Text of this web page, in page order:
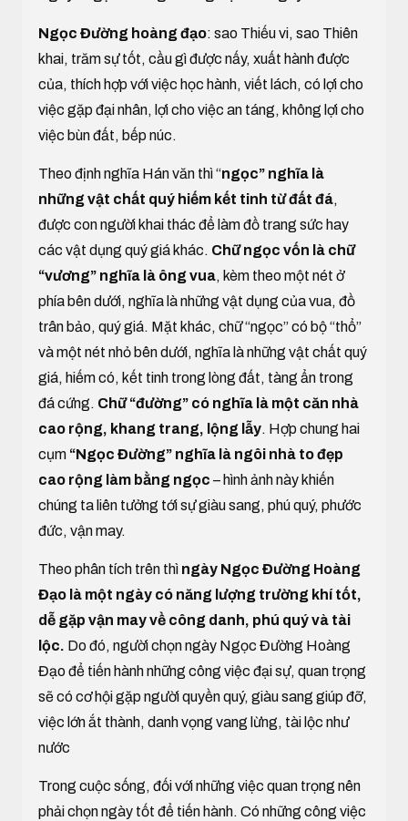
Ngọc Đường hoàng đạo: sao Thiếu vi, sao Thiên
khai, trăm sự tốt, cầu gì được nấy, xuất hành được
của, thích hợp với việc học hành, viết lách, có lợi cho
việc gặp đại nhân, lợi cho việc an táng, không lợi cho
việc bùn đất, bếp núc.
Theo định nghĩa Hán văn thì “ngọc” nghĩa là
những vật chất quý hiếm kết tinh từ đất đá,
được con người khai thác để làm đồ trang sức hay
các vật dụng quý giá khác. Chữ ngọc vốn là chữ
“vương” nghĩa là ông vua, kèm theo một nét ở
phía bên dưới, nghĩa là những vật dụng của vua, đồ
trân bảo, quý giá. Mặt khác, chữ “ngọc” có bộ “thổ”
và một nét nhỏ bên dưới, nghĩa là những vật chất quý
giá, hiếm có, kết tinh trong lòng đất, tàng ẩn trong
đá cứng. Chữ “đường” có nghĩa là một căn nhà
cao rộng, khang trang, lộng lẫy. Hợp chung hai
cụm “Ngọc Đường” nghĩa là ngôi nhà to đẹp
cao rộng làm bằng ngọc – hình ảnh này khiến
chúng ta liên tưởng tới sự giàu sang, phú quý, phước
đức, vận may.
Theo phân tích trên thì ngày Ngọc Đường Hoàng
Đạo là một ngày có năng lượng trường khí tốt,
dễ gặp vận may về công danh, phú quý và tài
lộc. Do đó, người chọn ngày Ngọc Đường Hoàng
Đạo để tiến hành những công việc đại sự, quan trọng
sẽ có cơ hội gặp người quyền quý, giàu sang giúp đỡ,
việc lớn ắt thành, danh vọng vang lừng, tài lộc như
nước
Trong cuộc sống, đối với những việc quan trọng nên
phải chọn ngày tốt để tiến hành. Có những công việc